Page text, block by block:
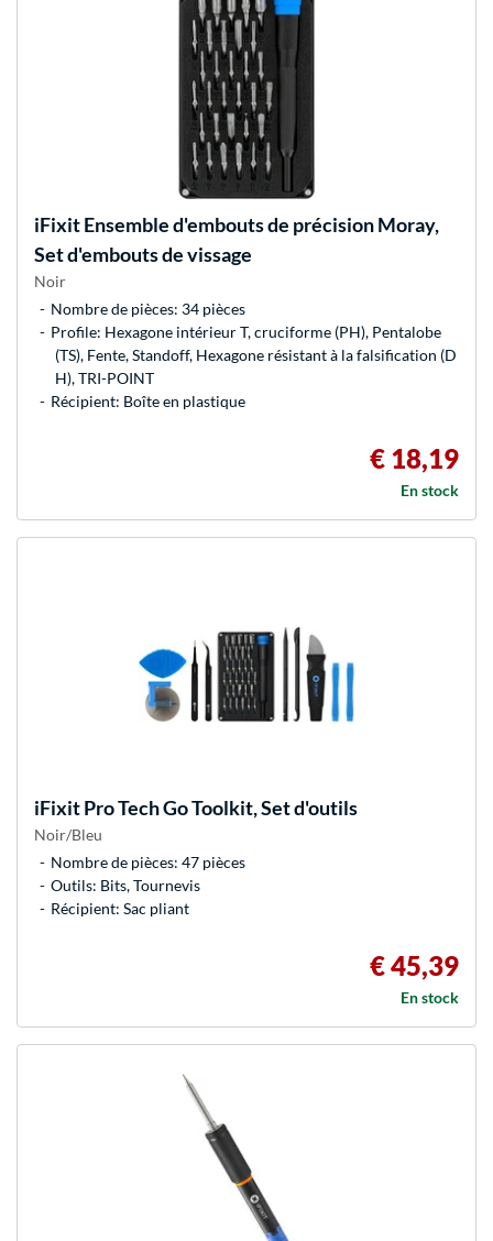
iFixitEnsemble d'embouts de précision Moray,
Set d'embouts de vissage
Noir
Nombre de pièces: 34 pièces
Profile: Hexagone intérieur T, cruciforme (PH), Pentalobe
(TS), Fente, Standoff, Hexagone résistant à la falsification (D
H), TRI-POINT
Récipient: Boîte en plastique
€ 18,19
En stock
iFixitPro Tech Go Toolkit, Set d'outils
Noir/Bleu
Nombre de pièces: 47 pièces
Outils: Bits, Tournevis
Récipient: Sac pliant
€ 45,39
En stock